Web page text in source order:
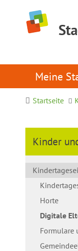
Meine
Startseite
Kinder
Horte
Digitale
Formulare